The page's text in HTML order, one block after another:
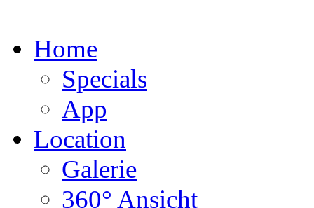
Home
Specials
App
Location
Galerie
360° Ansicht